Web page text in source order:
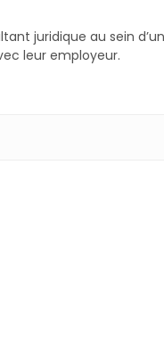
juridique au sein d’un
leur employeur.